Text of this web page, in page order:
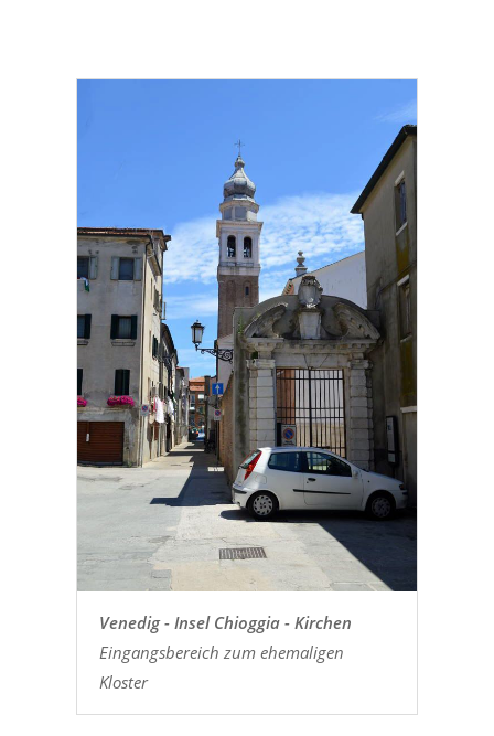
Venedig - Insel Chioggia - Kirchen
Eingangsbereich zum ehemaligen
Kloster